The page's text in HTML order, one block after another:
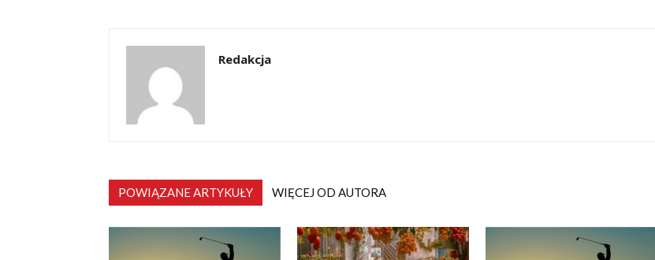
Redakcja
POWIĄZANE ARTYKUŁY WIĘCEJ OD AUTORA